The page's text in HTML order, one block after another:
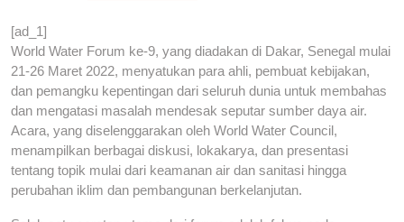
[ad_1]
World Water Forum ke-9, yang diadakan di Dakar, Senegal mulai
21-26 Maret 2022, menyatukan para ahli, pembuat kebijakan,
dan pemangku kepentingan dari seluruh dunia untuk membahas
dan mengatasi masalah mendesak seputar sumber daya air.
Acara, yang diselenggarakan oleh World Water Council,
menampilkan berbagai diskusi, lokakarya, dan presentasi
tentang topik mulai dari keamanan air dan sanitasi hingga
perubahan iklim dan pembangunan berkelanjutan.